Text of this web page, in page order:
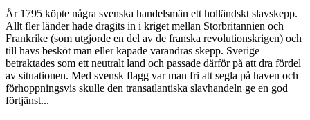
År 1795 köpte några svenska handelsmän ett holländskt slavskepp.
Allt fler länder hade dragits in i kriget mellan Storbritannien och
Frankrike (som utgjorde en del av de franska revolutionskrigen) och
till havs besköt man eller kapade varandras skepp. Sverige
betraktades som ett neutralt land och passade därför på att dra fördel
av situationen. Med svensk flagg var man fri att segla på haven och
förhoppningsvis skulle den transatlantiska slavhandeln ge en god
förtjänst...